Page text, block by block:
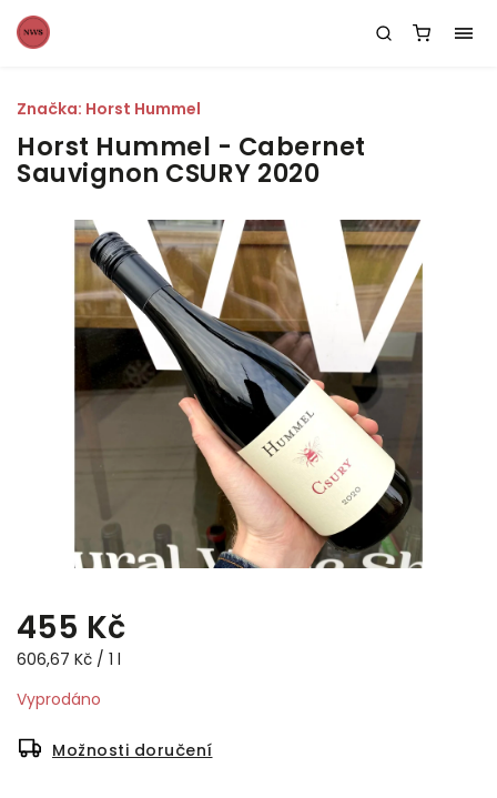
Horst Hummel - Cabernet
Sauvignon CSURY 2020
455 Kč
606,67 Kč / 1 l
Vyprodáno
Možnosti doručení
Značka: Horst Hummel